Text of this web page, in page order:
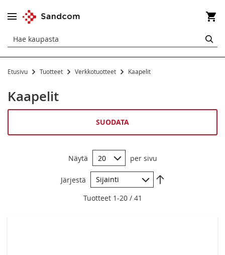
Etusivu Tuotteet Verkkotuotteet Kaapelit
Kaapelit
Tuotteet 1-20/ 41
Näytä per sivu
Järjestä
Kaapelit
Suojatut Cat5e
Suojatut Cat6a
SUODATA